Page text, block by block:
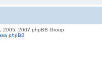
2005, 2007 phpBB Group
phpBB